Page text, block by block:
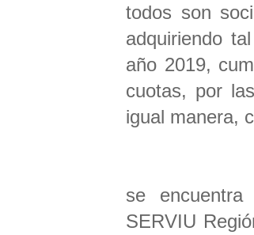
todos son
adquiriendo
año 2019,
cuotas, por
igual manera,
se
SERVIU